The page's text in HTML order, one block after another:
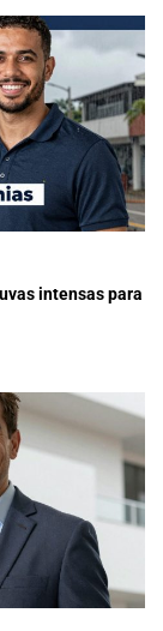
intensas para